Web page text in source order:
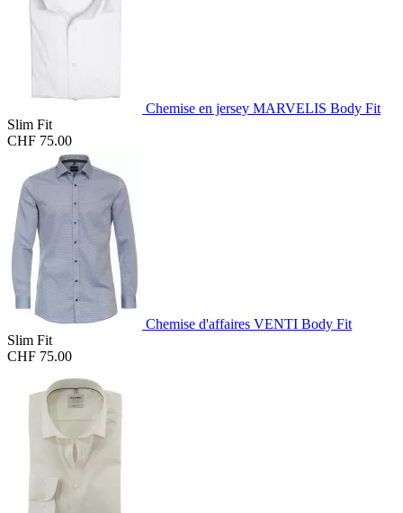
Chemise en jersey MARVELIS Body Fit
Slim Fit
CHF 75.00
Chemise d'affaires VENTI Body Fit
Slim Fit
CHF 75.00